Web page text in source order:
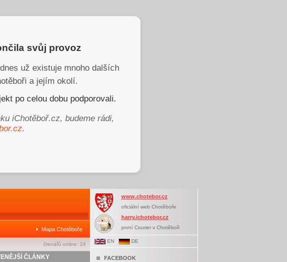
svůj provoz
už existuje mnoho dalších
a jejím okolí.
po celou dobu podporovali.
iChotěboř.cz, budeme rádi,
.
Mapa Chotěboře
čtenářů online: 24
ČLÁNKY
www.chotebor.cz
oficiální web Chotěboře
harry.ichotebor.cz
první Courier v Chotěboři
EN DE
FACEBOOK